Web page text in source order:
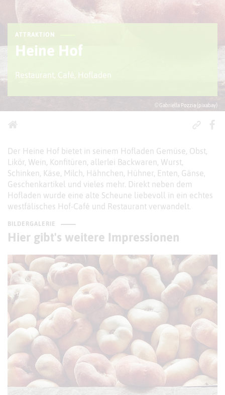
© Gabriella Pozzia (pixabay)
ATTRAKTION
Heine Hof
Restaurant, Café, Hofladen
Der Heine Hof bietet in seinem Hofladen Gemüse, Obst,
Likör, Wein, Konfitüren, allerlei Backwaren, Wurst,
Schinken, Käse, Milch, Hähnchen, Hühner, Enten, Gänse,
Geschenkartikel und vieles mehr. Direkt neben dem
Hofladen wurde eine alte Scheune liebevoll in ein echtes
westfälisches Hof-Café und Restaurant verwandelt.
BILDERGALERIE
Hier gibt's weitere Impressionen